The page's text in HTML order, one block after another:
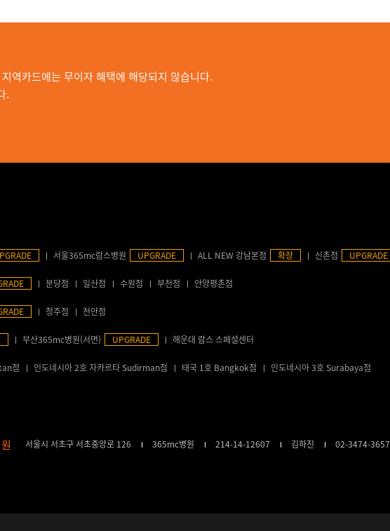
역카드에는 무이자 혜택에 해당되지 않습니다.
.
서울365mc람스병원 UPGRADE ALL NEW 강남본점 확장 신촌점 UPGRADE
분당점 일산점 수원점 부천점 안양평촌점
청주점 천안점
부산365mc병원(서면) UPGRADE 해운대 람스 스페셜센터
점 인도네시아 2호 자카르타 Sudirman점 태국 1호 Bangkok점 인도네시아 3호 Surabaya점
서울시 서초구 서초중앙로 126 365mc병원 214-14-12607 김하진 02-3474-3657